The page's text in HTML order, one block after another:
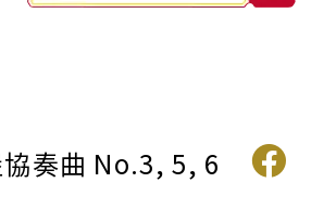
奏曲 No.3, 5, 6